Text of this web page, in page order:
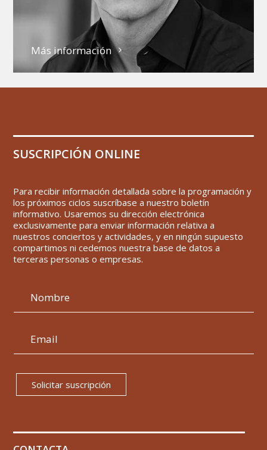
Más información
SUSCRIPCIÓN ONLINE
Para recibir información detallada sobre la programación y
los próximos ciclos suscríbase a nuestro boletín
informativo. Usaremos su dirección electrónica
exclusivamente para enviar información relativa a
nuestros conciertos y actividades, y en ningún supuesto
compartimos ni cedemos nuestra base de datos a
terceras personas o empresas.
Solicitar suscripción